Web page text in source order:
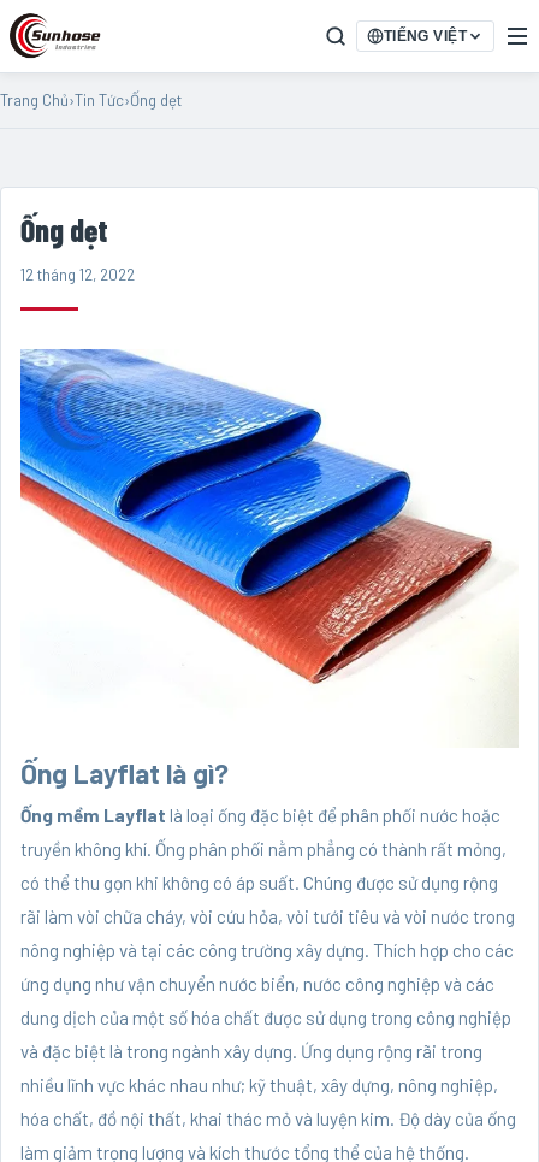
TIẾNG VIỆT
Trang Chủ›Tin Tức›Ống dẹt
Ống dẹt
12 tháng 12, 2022
Ống Layflat là gì?
Ống mềm Layflat là loại ống đặc biệt để phân phối nước hoặc
truyền không khí. Ống phân phối nằm phẳng có thành rất mỏng,
có thể thu gọn khi không có áp suất. Chúng được sử dụng rộng
rãi làm vòi chữa cháy, vòi cứu hỏa, vòi tưới tiêu và vòi nước trong
nông nghiệp và tại các công trường xây dựng. Thích hợp cho các
ứng dụng như vận chuyển nước biển, nước công nghiệp và các
dung dịch của một số hóa chất được sử dụng trong công nghiệp
và đặc biệt là trong ngành xây dựng. Ứng dụng rộng rãi trong
nhiều lĩnh vực khác nhau như; kỹ thuật, xây dựng, nông nghiệp,
hóa chất, đồ nội thất, khai thác mỏ và luyện kim. Độ dày của ống
làm giảm trọng lượng và kích thước tổng thể của hệ thống.